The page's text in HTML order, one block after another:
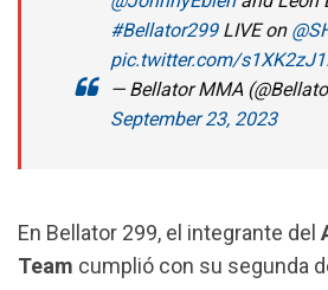
#Bellator299LIVE on
pic.twitter.com/
— Bellator MMA
September 23, 2023
En Bellator 299, el integrante del
Team cumplió con su segunda